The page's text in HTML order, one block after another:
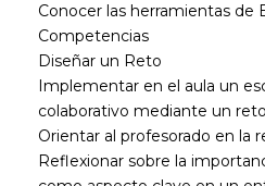
Conocer las herramientas de
Competencias
Diseñar un Reto
Implementar en el aula un
colaborativo mediante un reto
Orientar al profesorado en la
Reflexionar sobre la